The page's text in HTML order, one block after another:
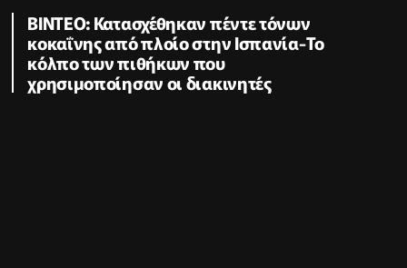
ΒΙΝΤΕΟ: Κατασχέθηκαν πέντε τόνων
κοκαΐνης από πλοίο στην Ισπανία-Το
κόλπο των πιθήκων που
χρησιμοποίησαν οι διακινητές